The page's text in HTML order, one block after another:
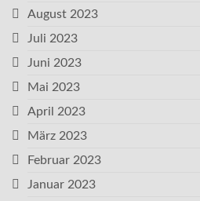
August 2023
Juli 2023
Juni 2023
Mai 2023
April 2023
März 2023
Februar 2023
Januar 2023